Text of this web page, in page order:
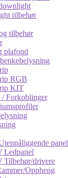
tilbehør
tilbehør
plafond
RGB
KIT
/ Forkoblinger
panel
Ledpanel
Tilbehør/drivere
Oppheng